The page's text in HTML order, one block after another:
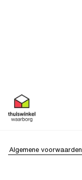
Algemene voorwaarden